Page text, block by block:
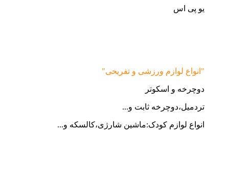
یو پی اس
"انواع لوازم ورزشی و تفریحی"
دوچرخه و اسکوتر
تردمیل،دوچرخه ثابت و...
انواع لوازم کودک:ماشین شارژی،کالسکه و...